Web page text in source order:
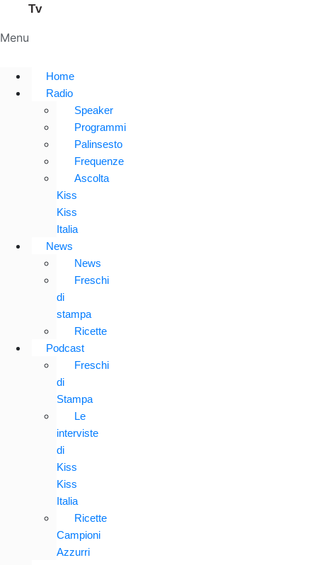
Tv
Menu
Home
Radio
Speaker
Programmi
Palinsesto
Frequenze
Ascolta
Kiss
Kiss
Italia
News
News
Freschi
di
stampa
Ricette
Podcast
Freschi
di
Stampa
Le
interviste
di
Kiss
Kiss
Italia
Ricette
Campioni
Azzurri